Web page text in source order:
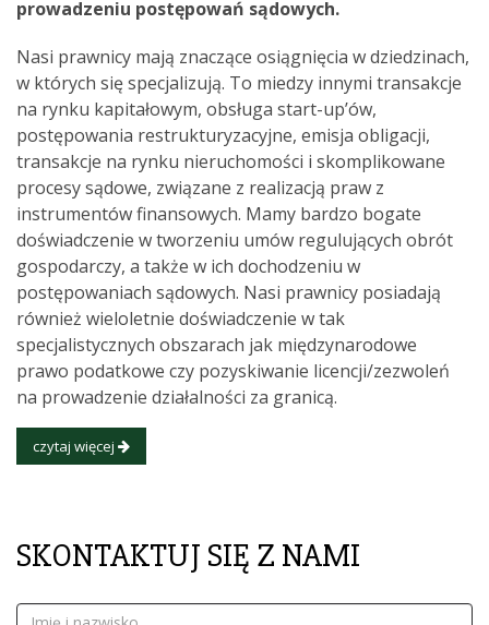
prowadzeniu postępowań sądowych.
Nasi prawnicy mają znaczące osiągnięcia w dziedzinach,
w których się specjalizują. To miedzy innymi transakcje
na rynku kapitałowym, obsługa start-up’ów,
postępowania restrukturyzacyjne, emisja obligacji,
transakcje na rynku nieruchomości i skomplikowane
procesy sądowe, związane z realizacją praw z
instrumentów finansowych. Mamy bardzo bogate
doświadczenie w tworzeniu umów regulujących obrót
gospodarczy, a także w ich dochodzeniu w
postępowaniach sądowych. Nasi prawnicy posiadają
również wieloletnie doświadczenie w tak
specjalistycznych obszarach jak międzynarodowe
prawo podatkowe czy pozyskiwanie licencji/zezwoleń
na prowadzenie działalności za granicą.
czytaj więcej
SKONTAKTUJ SIĘ Z NAMI
Imię